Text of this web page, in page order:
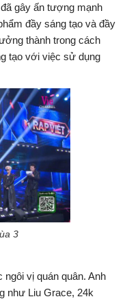
gây ấn tượng mạnh
đầy sáng tạo và đầy
thành trong cách
tạo với việc sử dụng
3
vị quán quân. Anh
như Liu Grace, 24k